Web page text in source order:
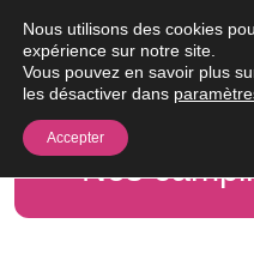
Nos
Nous utilisons des cookies
expérience sur notre site.
Vous pouvez en savoir plus
les désactiver dans
Accepter